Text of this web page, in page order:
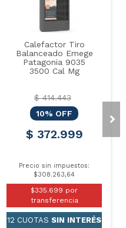
Calefactor Tiro
Balanceado Emege
Patagonia 9035
3500 Cal Mg
$ 414.443
10% OFF
$ 372.999
Precio sin impuestos:
$308.263,64
$335.699 por
transferencia
12 CUOTAS SIN INTERÉS